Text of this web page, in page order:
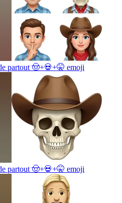
partout 🤠+💀+🤫 emoji
partout 🤠+💀+🤫 emoji